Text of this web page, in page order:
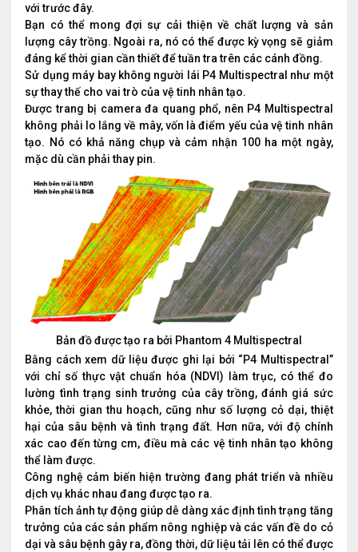
với trước đây.
Bạn có thể mong đợi sự cải thiện về chất lượng và sản
lượng cây trồng. Ngoài ra, nó có thể được kỳ vọng sẽ giảm
đáng kể thời gian cần thiết để tuần tra trên các cánh đồng.
Sử dụng máy bay không người lái P4 Multispectral như một
sự thay thế cho vai trò của vệ tinh nhân tạo.
Được trang bị camera đa quang phổ, nên P4 Multispectral
không phải lo lắng về mây, vốn là điểm yếu của vệ tinh nhân
tạo. Nó có khả năng chụp và cảm nhận 100 ha một ngày,
mặc dù cần phải thay pin.
Bản đồ được tạo ra bởi Phantom 4 Multispectral
Bằng cách xem dữ liệu được ghi lại bởi “P4 Multispectral”
với chỉ số thực vật chuẩn hóa (NDVI) làm trục, có thể đo
lường tình trạng sinh trưởng của cây trồng, đánh giá sức
khỏe, thời gian thu hoạch, cũng như số lượng cỏ dại, thiệt
hại của sâu bệnh và tình trạng đất. Hơn nữa, với độ chính
xác cao đến từng cm, điều mà các vệ tinh nhân tạo không
thể làm được.
Công nghệ cảm biến hiện trường đang phát triển và nhiều
dịch vụ khác nhau đang được tạo ra.
Phân tích ảnh tự động giúp dễ dàng xác định tình trạng tăng
trưởng của các sản phẩm nông nghiệp và các vấn đề do cỏ
dại và sâu bệnh gây ra, đồng thời, dữ liệu tải lên có thể được